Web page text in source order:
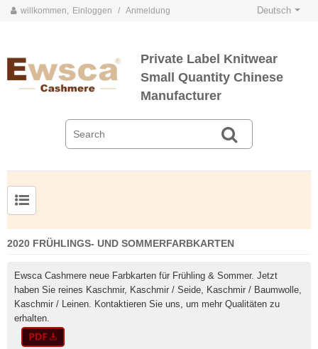
willkommen, Einloggen / Anmeldung Deutsch
Private Label Knitwear
Small Quantity Chinese
Manufacturer
2020 FRÜHLINGS- UND SOMMERFARBKARTEN
Ewsca Cashmere neue Farbkarten für Frühling & Sommer. Jetzt
haben Sie reines Kaschmir, Kaschmir / Seide, Kaschmir / Baumwolle,
Kaschmir / Leinen. Kontaktieren Sie uns, um mehr Qualitäten zu
erhalten.